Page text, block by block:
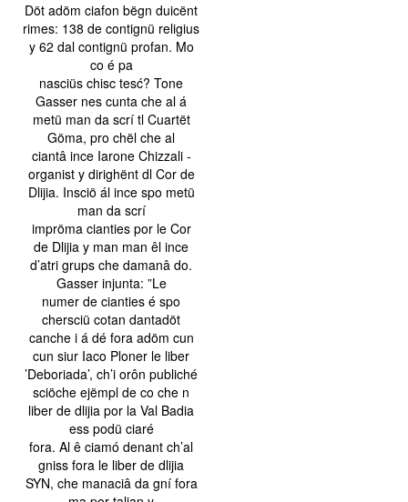
Döt adöm ciafon bëgn duicënt
rimes: 138 de contignü religius
y 62 dal contignü profan. Mo
co é pa
nasciüs chisc tesć? Tone
Gasser nes cunta che al á
metü man da scrí tl Cuartët
Göma, pro chël che al
ciantâ ince Iarone Chizzali -
organist y dirighënt dl Cor de
Dlijia. Insciö ál ince spo metü
man da scrí
impröma cianties por le Cor
de Dlijia y man man êl ince
d’atri grups che damanâ do.
Gasser injunta: ”Le
numer de cianties é spo
chersciü cotan dantadöt
canche i á dé fora adöm cun
cun siur Iaco Ploner le liber
’Deboriada’, ch’i orôn publiché
sciöche ejëmpl de co che n
liber de dlijia por la Val Badia
ess podü ciaré
fora. Al ê ciamó denant ch’al
gniss fora le liber de dlijia
SYN, che manaciâ da gní fora